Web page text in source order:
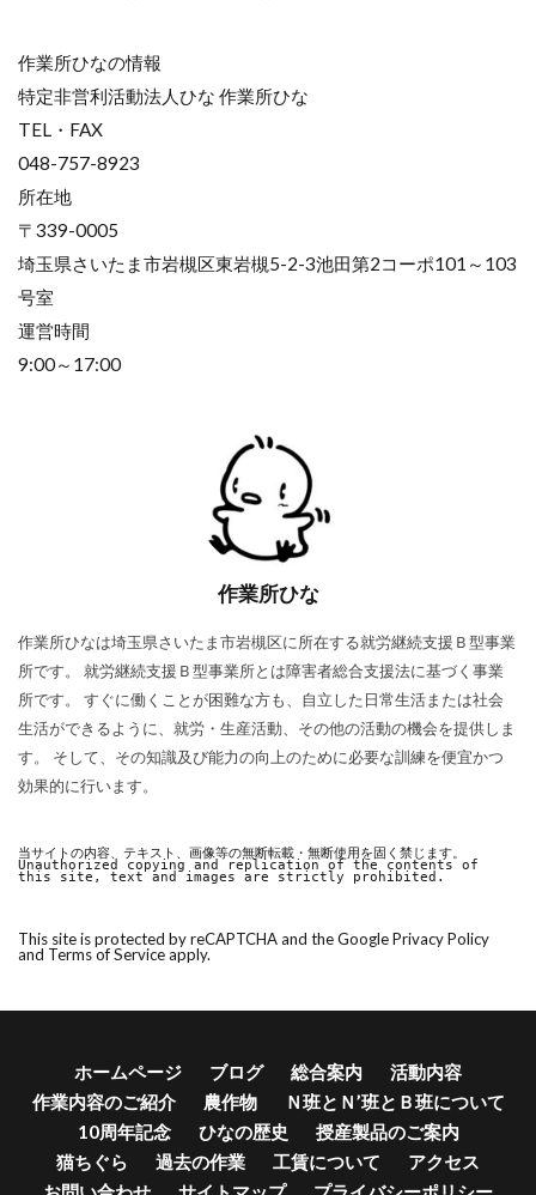
作業所ひなの情報
特定非営利活動法人ひな 作業所ひな
TEL・FAX
048-757-8923
所在地
〒339-0005
埼玉県さいたま市岩槻区東岩槻5-2-3池田第2コーポ101～103
号室
運営時間
9:00～17:00
作業所ひな
作業所ひなは埼玉県さいたま市岩槻区に所在する就労継続支援Ｂ型事業
所です。 就労継続支援Ｂ型事業所とは障害者総合支援法に基づく事業
所です。 すぐに働くことが困難な方も、自立した日常生活または社会
生活ができるように、就労・生産活動、その他の活動の機会を提供しま
す。 そして、その知識及び能力の向上のために必要な訓練を便宜かつ
効果的に行います。
当サイトの内容、テキスト、画像等の無断転載・無断使用を固く禁じます。
Unauthorized copying and replication of the contents of
this site, text and images are strictly prohibited.
This site is protected by reCAPTCHA and the GooglePrivacy Policy
and Terms of Serviceapply.
ホームページ ブログ 総合案内
活動内容
作業内容のご紹介
農作物
Ｎ班とＮ’班とＢ班について
10周年記念
ひなの歴史
授産製品のご案内
猫ちぐら
過去の作業 工賃について
アクセス